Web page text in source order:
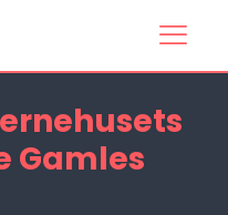
Gamles